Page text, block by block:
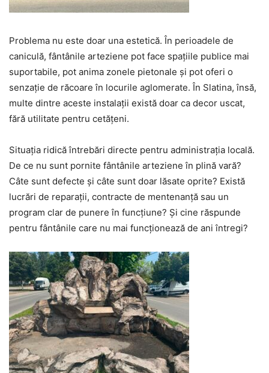
Problema nu este doar una estetică. În perioadele de
caniculă, fântânile arteziene pot face spațiile publice mai
suportabile, pot anima zonele pietonale și pot oferi o
senzație de răcoare în locurile aglomerate. În Slatina, însă,
multe dintre aceste instalații există doar ca decor uscat,
fără utilitate pentru cetățeni.
Situația ridică întrebări directe pentru administrația locală.
De ce nu sunt pornite fântânile arteziene în plină vară?
Câte sunt defecte și câte sunt doar lăsate oprite? Există
lucrări de reparații, contracte de mentenanță sau un
program clar de punere în funcțiune? Și cine răspunde
pentru fântânile care nu mai funcționează de ani întregi?